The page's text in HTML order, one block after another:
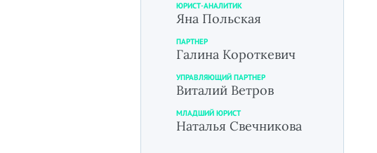
ЮРИСТ-АНАЛИТИК
Яна Польская
ПАРТНЕР
Галина Короткевич
УПРАВЛЯЮЩИЙ ПАРТНЕР
Виталий Ветров
МЛАДШИЙ ЮРИСТ
Наталья Свечникова